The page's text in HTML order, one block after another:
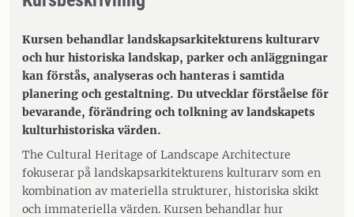
Kursen behandlar landskapsarkitekturens kulturarv
och hur historiska landskap, parker och anläggningar
kan förstås, analyseras och hanteras i samtida
planering och gestaltning. Du utvecklar förståelse för
bevarande, förändring och tolkning av landskapets
kulturhistoriska värden.
The Cultural Heritage of Landscape Architecture
fokuserar på landskapsarkitekturens kulturarv som en
kombination av materiella strukturer, historiska skikt
och immateriella värden. Kursen behandlar hur